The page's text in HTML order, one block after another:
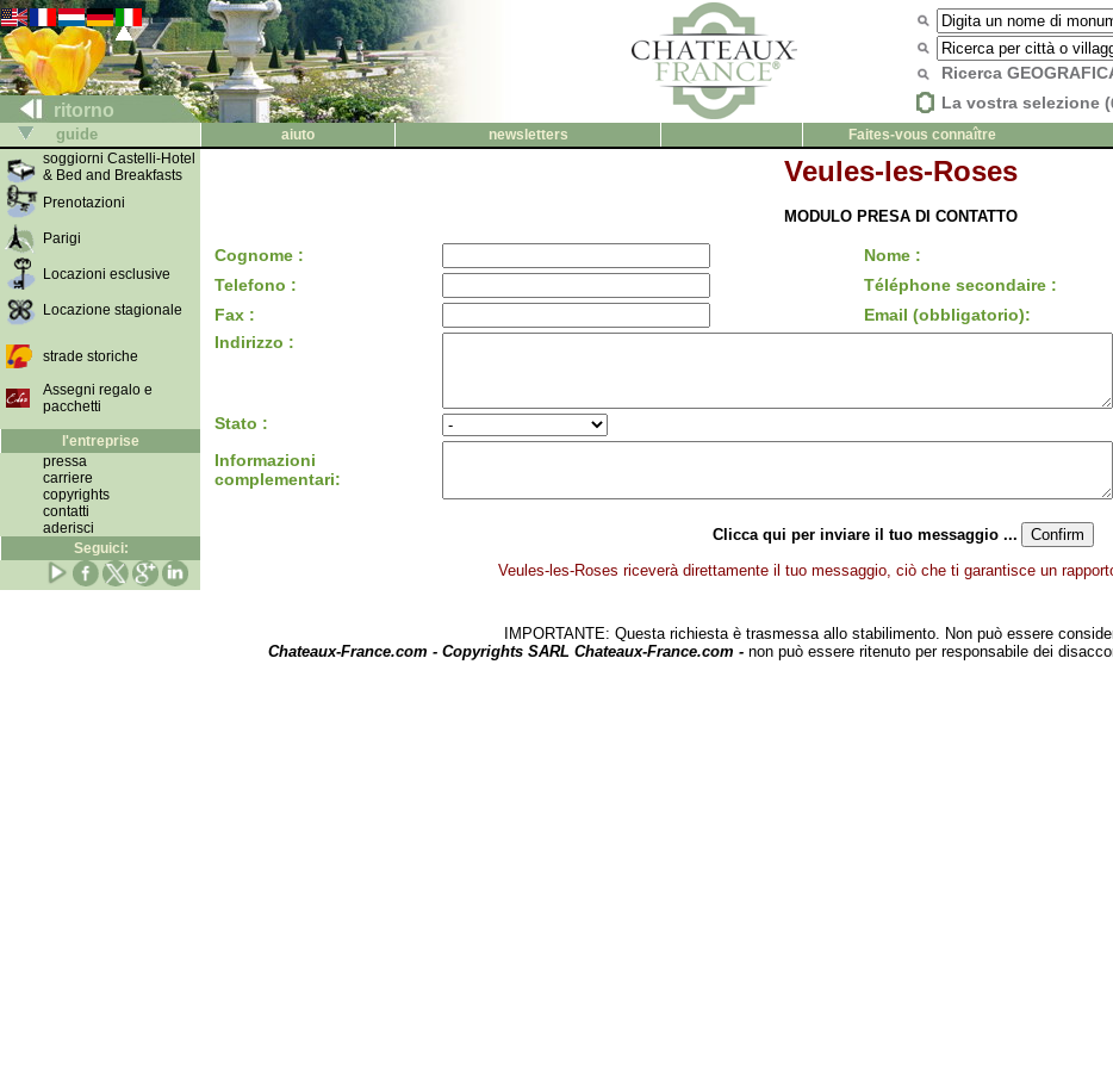
ritorno
Ricerca
La vostra selezione (
guide aiuto newsletters Faites-vous connaître
soggiorni Castelli-Hotel
& Bed and Breakfasts
Prenotazioni
Parigi
Locazioni esclusive
Locazione stagionale
strade storiche
Assegni regalo e
pacchetti
l'entreprise
pressa
carriere
copyrights
contatti
aderisci
Seguici:
Veules-les-Roses
MODULO PRESA DI CONTATTO
Cognome :
Nome :
Telefono :
Téléphone secondaire :
Fax :
Email (obbligatorio):
Indirizzo :
Stato :
Informazioni
complementari:
Clicca qui per inviare il tuo messaggio ...
Veules-les-Roses riceverà direttamente il tuo messaggio, ciò che ti garantisce un
IMPORTANTE: Questa richiesta è trasmessa allo stabilimento. Non può essere
Chateaux-France.com - Copyrights SARL Chateaux-France.com - non può essere ritenuto per responsabile dei